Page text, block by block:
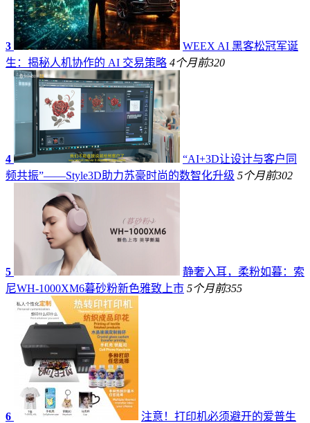
3
WEEX AI 黑客松冠军诞
生：揭秘人机协作的 AI 交易策略 4个月前320
4
“AI+3D让设计与客户同
频共振”——Style3D助力苏豪时尚的数智化升级 5个月前302
5
静奢入耳，柔粉如暮：索
尼WH-1000XM6暮砂粉新色雅致上市 5个月前355
6
注意！打印机必须避开的爱普生